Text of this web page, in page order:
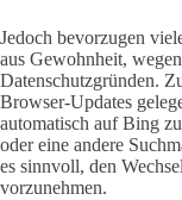
Jedoch bevorzugen
aus Gewohnheit,
Datenschutzgründen.
Browser-Updates
automatisch auf Bing
oder eine andere
es sinnvoll, den
vorzunehmen.